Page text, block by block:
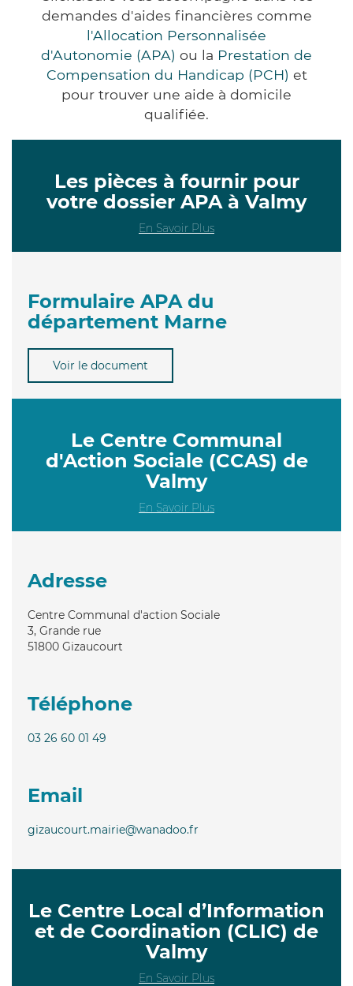
demandes d'aides financières comme
l'Allocation Personnalisée
d'Autonomie (APA) ou la Prestation de
Compensation du Handicap (PCH) et
pour trouver une aide à domicile
qualifiée.
Les pièces à fournir pour
votre dossier APA à Valmy
En Savoir Plus
Formulaire APA du
département Marne
Voir le document
Le Centre Communal
d'Action Sociale (CCAS) de
Valmy
En Savoir Plus
Adresse
Centre Communal d'action Sociale
3, Grande rue
51800 Gizaucourt
Téléphone
03 26 60 01 49
Email
gizaucourt.mairie@wanadoo.fr
Le Centre Local d’Information
et de Coordination (CLIC) de
Valmy
En Savoir Plus